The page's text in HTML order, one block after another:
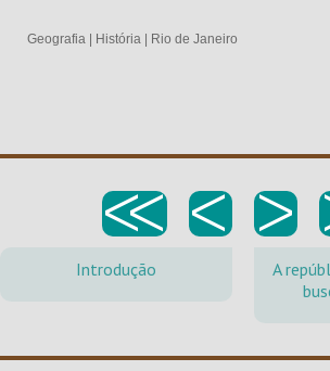
Geografia História Rio de Janeiro
<< < >
Introdução
A